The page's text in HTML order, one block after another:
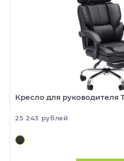
Кресло для руководителя
25 243 рублей